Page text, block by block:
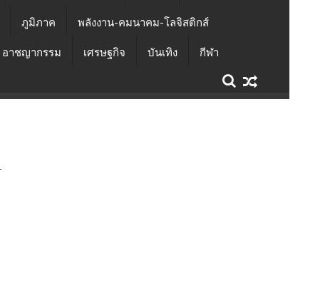
ภูมิภาค พลังงาน-คมนาคม-โลจิสติกส์
อาชญากรรม เศรษฐกิจ บันเทิง กีฬา